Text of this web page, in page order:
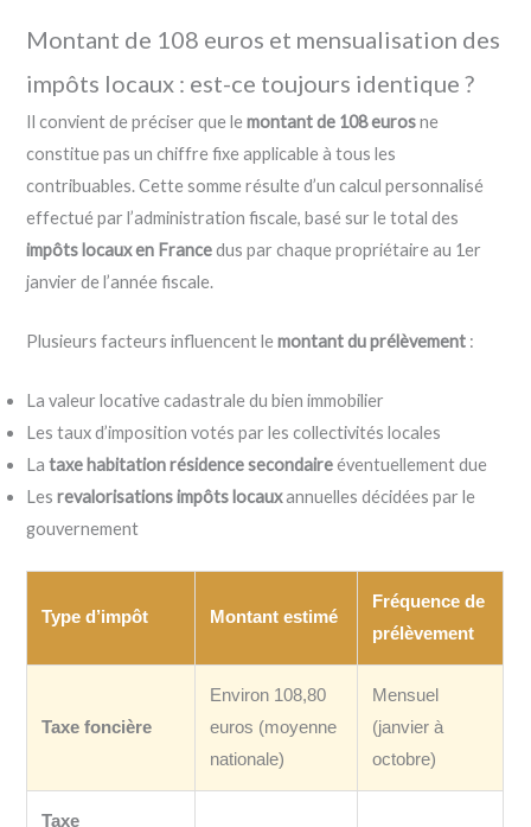
Montant de 108 euros et mensualisation des
impôts locaux : est-ce toujours identique ?
Il convient de préciser que lemontant de 108 eurosne
constitue pas un chiffre fixe applicable à tous les
contribuables. Cette somme résulte d’un calcul personnalisé
effectué par l’administration fiscale, basé sur le total des
impôts locaux en Francedus par chaque propriétaire au 1er
janvier de l’année fiscale.
Plusieurs facteurs influencent lemontant du prélèvement :
La valeur locative cadastrale du bien immobilier
Les taux d’imposition votés par les collectivités locales
Lataxe habitation résidence secondaireéventuellement due
Lesrevalorisations impôts locauxannuelles décidées par le
gouvernement
Type d’impôt Montant estimé
Fréquence de
prélèvement
Taxe foncière
Environ 108,80
euros (moyenne
nationale)
Mensuel
(janvier à
octobre)
Taxe